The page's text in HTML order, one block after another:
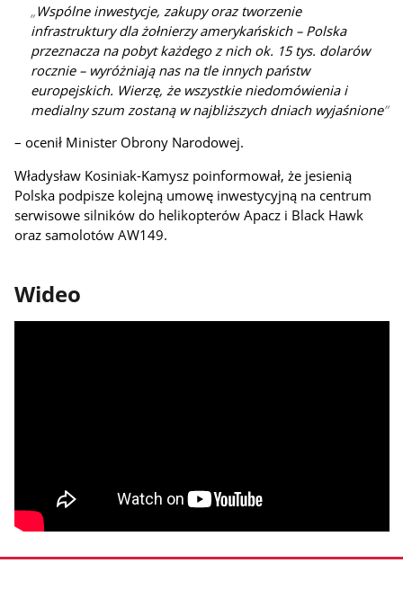
Wspólne inwestycje, zakupy oraz tworzenie
infrastruktury dla żołnierzy amerykańskich – Polska
przeznacza na pobyt każdego z nich ok. 15 tys. dolarów
rocznie – wyróżniają nas na tle innych państw
europejskich. Wierzę, że wszystkie niedomówienia i
medialny szum zostaną w najbliższych dniach wyjaśnione
– ocenił Minister Obrony Narodowej.
Władysław Kosiniak-Kamysz poinformował, że jesienią
Polska podpisze kolejną umowę inwestycyjną na centrum
serwisowe silników do helikopterów Apacz i Black Hawk
oraz samolotów AW149.
Wideo